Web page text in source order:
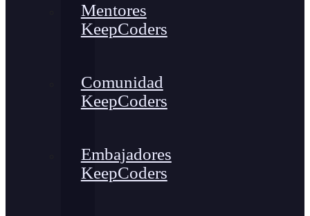
Mentores
KeepCoders
Comunidad
KeepCoders
Embajadores
KeepCoders